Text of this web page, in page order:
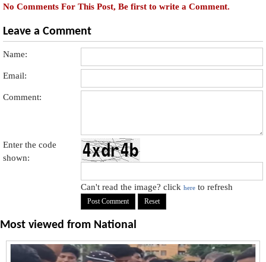
No Comments For This Post, Be first to write a Comment.
Leave a Comment
Name:
Email:
Comment:
Enter the code
shown:
Can't read the image? clickhere to refresh
Most viewed from National